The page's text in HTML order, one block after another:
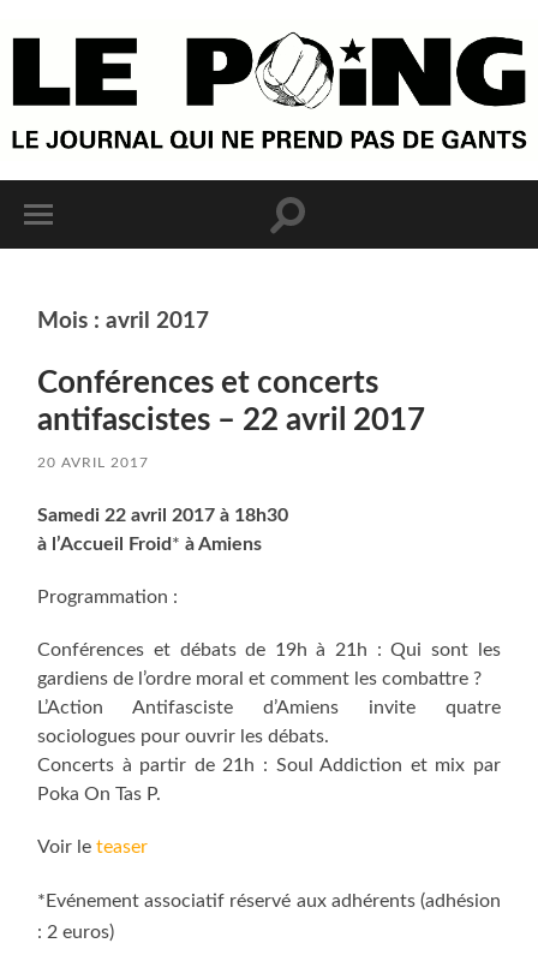
Mois :avril 2017
Conférences et concerts
antifascistes – 22 avril 2017
20 AVRIL 2017
Samedi 22 avril 2017 à 18h30
à l’Accueil
Froid * à Amiens
Programmation :
Conférences et débats de 19h à 21h : Qui sont les
gardiens de l’ordre moral et comment les combattre ?
L’Action Antifasciste d’Amiens invite quatre
sociologues pour ouvrir les débats.
Concerts à partir de 21h : Soul Addiction et mix par
Poka On Tas P.
Voir leteaser
*Evénement associatif réservé aux adhérents (adhésion
: 2 euros)